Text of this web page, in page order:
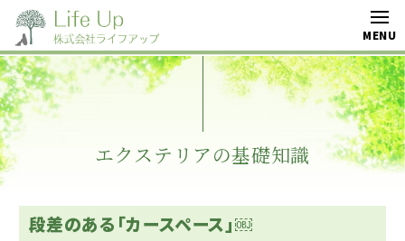
エクステリアの基礎知識
段差のある「カースペース」￼